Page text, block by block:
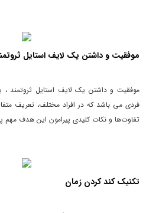
موفقیت و داشتن یک لایف استایل
موفقیت و داشتن یک لایف استایل ثروتمند
فردی می باشد که در افراد مختلف، تعریف
تفاوت‌ها و نکات کلیدی پیرامون این هدف مهم
تکنیک کند کردن زمان